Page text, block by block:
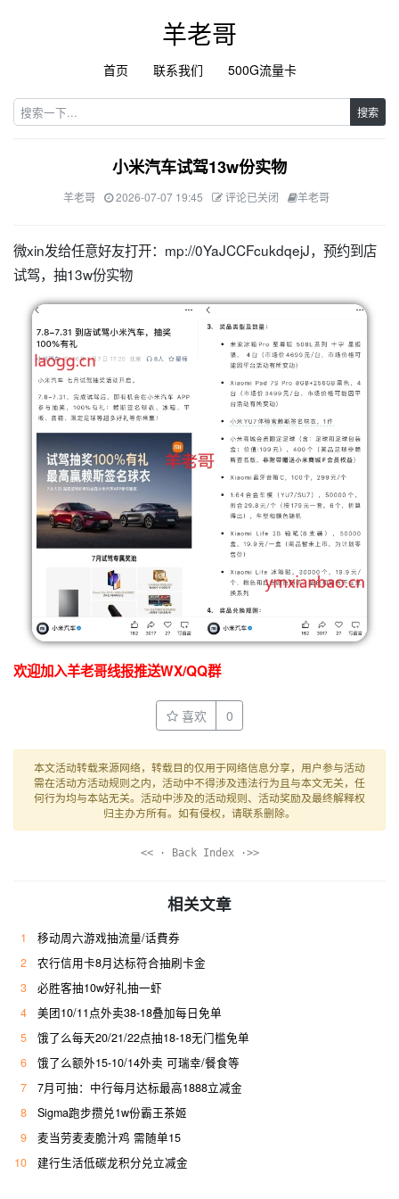
羊老哥
首页 联系我们 500G流量卡
搜索
小米汽车试驾13w份实物
羊老哥 2026-07-07 19:45 评论已关闭 羊老哥
微xin发给任意好友打开：mp://0YaJCCFcukdqejJ，预约到店
试驾，抽13w份实物
欢迎加入羊老哥线报推送WX/QQ群
喜欢 0
本文活动转载来源网络，转载目的仅用于网络信息分享，用户参与活动
需在活动方活动规则之内，活动中不得涉及违法行为且与本文无关，任
何行为均与本站无关。活动中涉及的活动规则、活动奖励及最终解释权
归主办方所有。如有侵权，请联系删除。
<< · Back Index ·>>
相关文章
1
移动周六游戏抽流量/话費券
2
农行信用卡8月达标符合抽刷卡金
3
必胜客抽10w好礼抽一虾
4
美团10/11点外卖38-18叠加每日免单
5
饿了么每天20/21/22点抽18-18无门槛免单
6
饿了么额外15-10/14外卖 可瑞幸/餐食等
7
7月可抽：中行每月达标最高1888立减金
8
Sigma跑步攒兑1w份霸王茶姬
9
麦当劳麦麦脆汁鸡 需随单15
10
建行生活低碳龙积分兑立减金